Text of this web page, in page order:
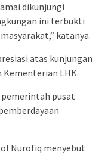
dikunjungi
ini terbukti
katanya.
atas kunjungan
Kementerian LHK.
pusat
Nurofiq menyebut